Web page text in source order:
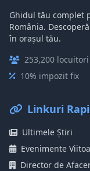
Ghidul tău complet
România.
în orașul tău.
253,200 locuitori
10% impozit fix
Linkuri
Ultimele Știri
Evenimente
Director de